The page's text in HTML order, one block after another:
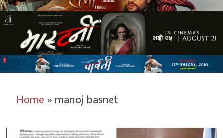
Home»manoj basnet